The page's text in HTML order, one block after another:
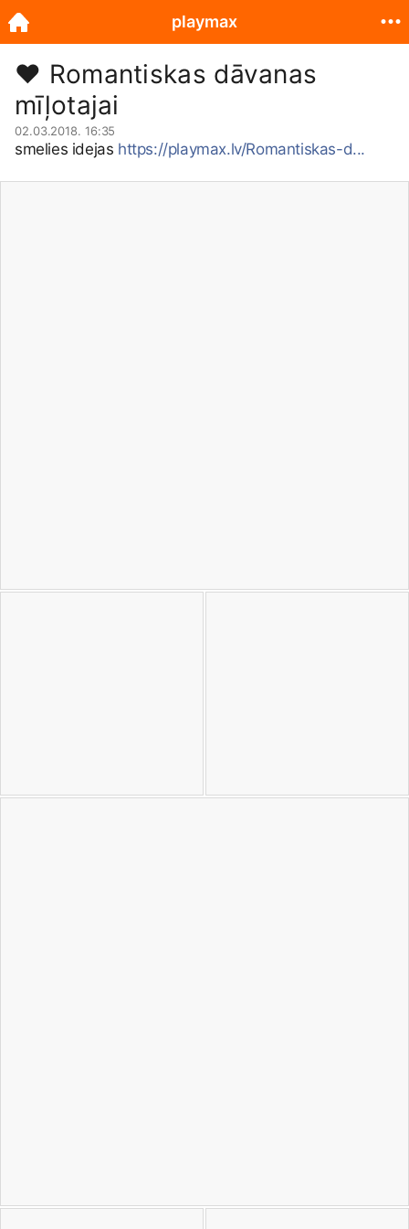
❤️ Romantiskas dāvanas
mīļotajai
02.03.2018. 16:35
smelies idejas https://playmax.lv/Romantiskas-d...
playmax